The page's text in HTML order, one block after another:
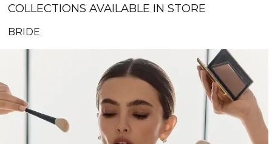
COLLECTIONS AVAILABLE IN STORE
BRIDE